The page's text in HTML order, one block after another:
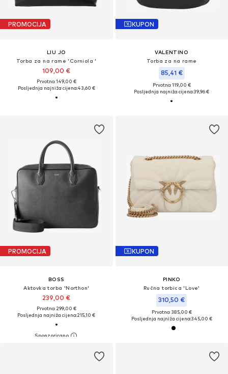
PROMOCIJA
LIU JO
Torba za na rame 'Corniola '
109,00 €
Prvotno: 149,00 €
Posljednja najniža cijena:43,60 €
KUPON
VALENTINO
Torba za na rame
85,41 €
Prvotno: 119,00 €
Posljednja najniža cijena:39,96 €
PROMOCIJA
BOSS
Aktovka torba 'Northon'
239,00 €
Prvotno: 299,00 €
Posljednja najniža cijena:215,10 €
KUPON
PINKO
Ručna torbica 'Love'
310,50 €
Prvotno: 385,00 €
Posljednja najniža cijena:345,00 €